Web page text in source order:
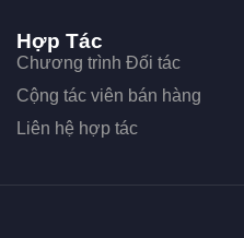
Hợp Tác
Chương trình Đối tác
Cộng tác viên bán hàng
Liên hệ hợp tác